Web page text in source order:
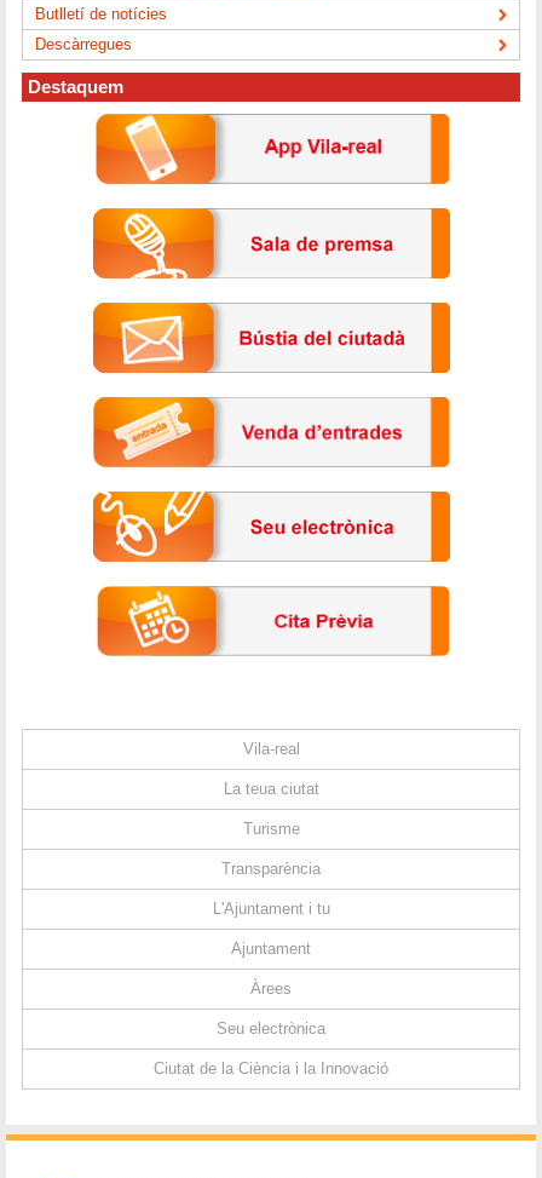
Butlletí de notícies
Descàrregues
Destaquem
Vila-real
La teua ciutat
Turisme
Transparència
L'Ajuntament i tu
Ajuntament
Àrees
Seu electrònica
Ciutat de la Ciència i la Innovació